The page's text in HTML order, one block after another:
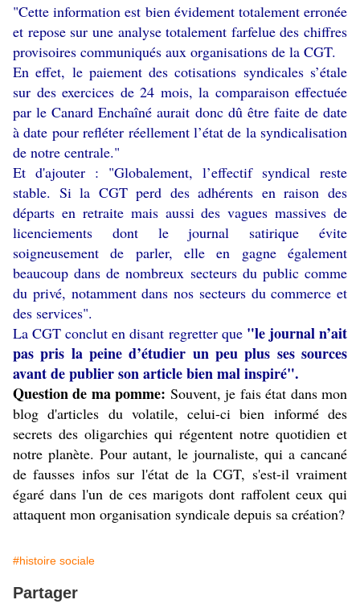
"Cette information est bien évidement totalement erronée
et repose sur une analyse totalement farfelue des chiffres
provisoires communiqués aux organisations de la CGT.
En effet, le paiement des cotisations syndicales s’étale
sur des exercices de 24 mois, la comparaison effectuée
par le Canard Enchaîné aurait donc dû être faite de date
à date pour refléter réellement l’état de la syndicalisation
de notre centrale."
Et d'ajouter : "Globalement, l’effectif syndical reste
stable. Si la CGT perd des adhérents en raison des
départs en retraite mais aussi des vagues massives de
licenciements dont le journal satirique évite
soigneusement de parler, elle en gagne également
beaucoup dans de nombreux secteurs du public comme
du privé, notamment dans nos secteurs du commerce et
des services".
La CGT conclut en disant regretter que "le journal n’ait
pas pris la peine d’étudier un peu plus ses sources
avant de publier son article bien mal inspiré".
Question de ma pomme: Souvent, je fais état dans mon
blog d'articles du volatile, celui-ci bien informé des
secrets des oligarchies qui régentent notre quotidien et
notre planète. Pour autant, le journaliste, qui a cancané
de fausses infos sur l'état de la CGT, s'est-il vraiment
égaré dans l'un de ces marigots dont raffolent ceux qui
attaquent mon organisation syndicale depuis sa création?
#histoire sociale
Partager